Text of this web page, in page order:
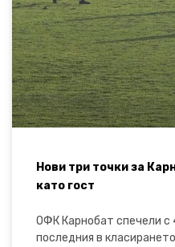
Нови три точки за
като гост
ОФК Карнобат спечели с
последния в